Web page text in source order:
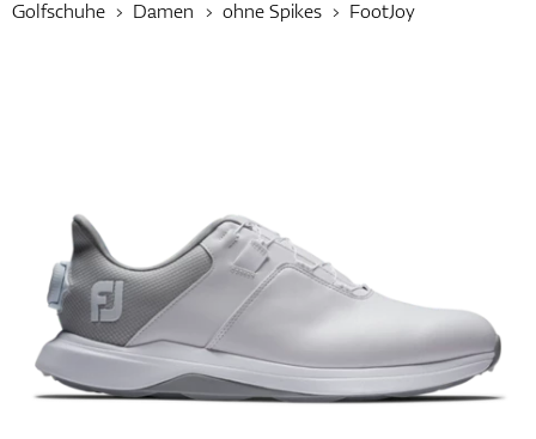
Bekleidung
Handschuhe
Golfschuhe Damen ohne Spikes FootJoy